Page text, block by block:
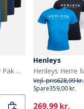
Bench Herre Dulau Syv Pak Bambus Bokser Sort/Navy/Royal/Khaki/Stone Grå/Mørk Grå Sort/Sort/Navy/Royal/Khaki/Stone Grey/Dark Grey
Henleys
Vejl. pris628,99 kr.
Spare359,00 kr.
Current
269,99 kr.